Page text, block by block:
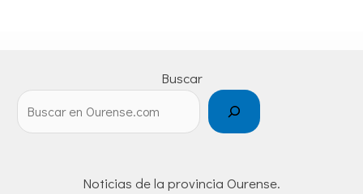
Buscar
Noticias de la provincia Ourense.